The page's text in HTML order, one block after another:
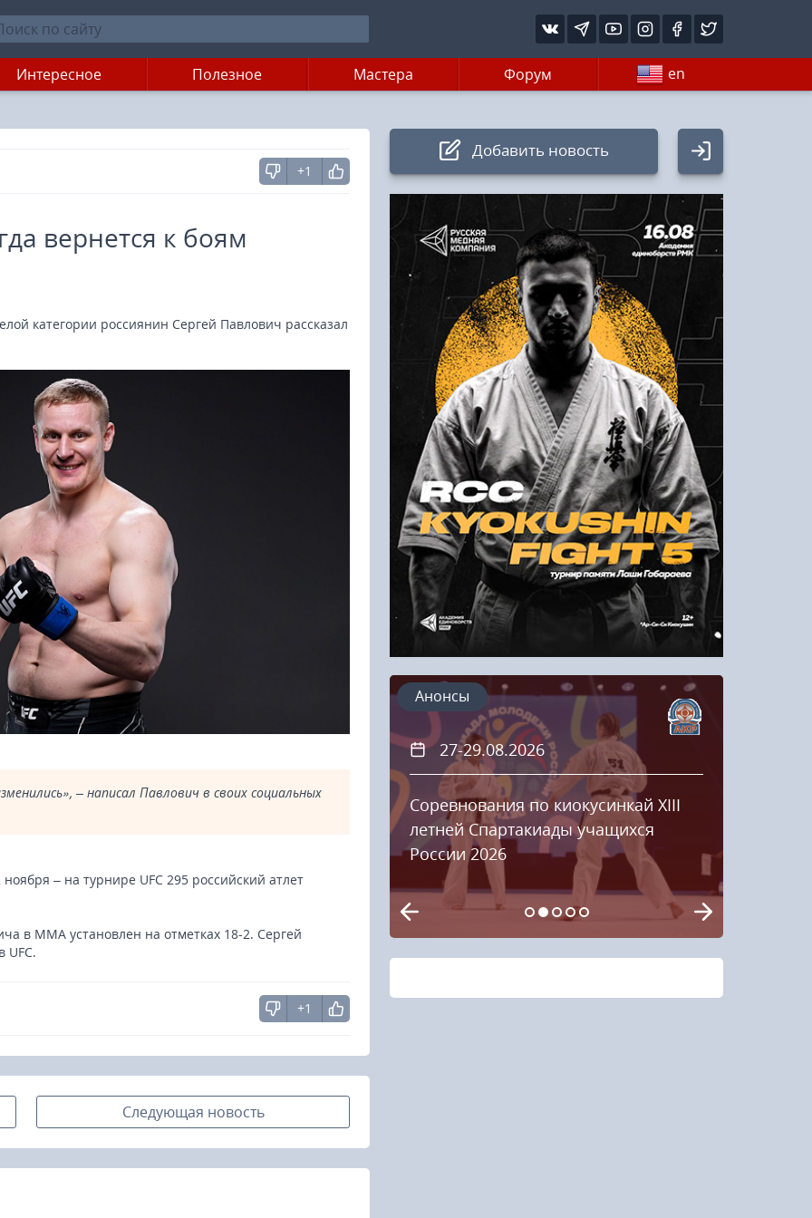
Интересное Полезное Мастера Форум en
+1
вернется к боям
категории россиянин Сергей Павлович рассказал
– написал Павлович в своих социальных
– на турнире UFC 295 российский атлет
в ММА установлен на отметках 18-2. Сергей
UFC.
+1
Следующая новость
Добавить новость
Авторизация
Логин:
Пароль
Войти
Напомнить пароль
Регистрация
RCC Kyokushin Fight 5
27-29.08.2026
Соревнования по киокусинкай XIII
летней Спартакиады учащихся
России 2026
Анонсы